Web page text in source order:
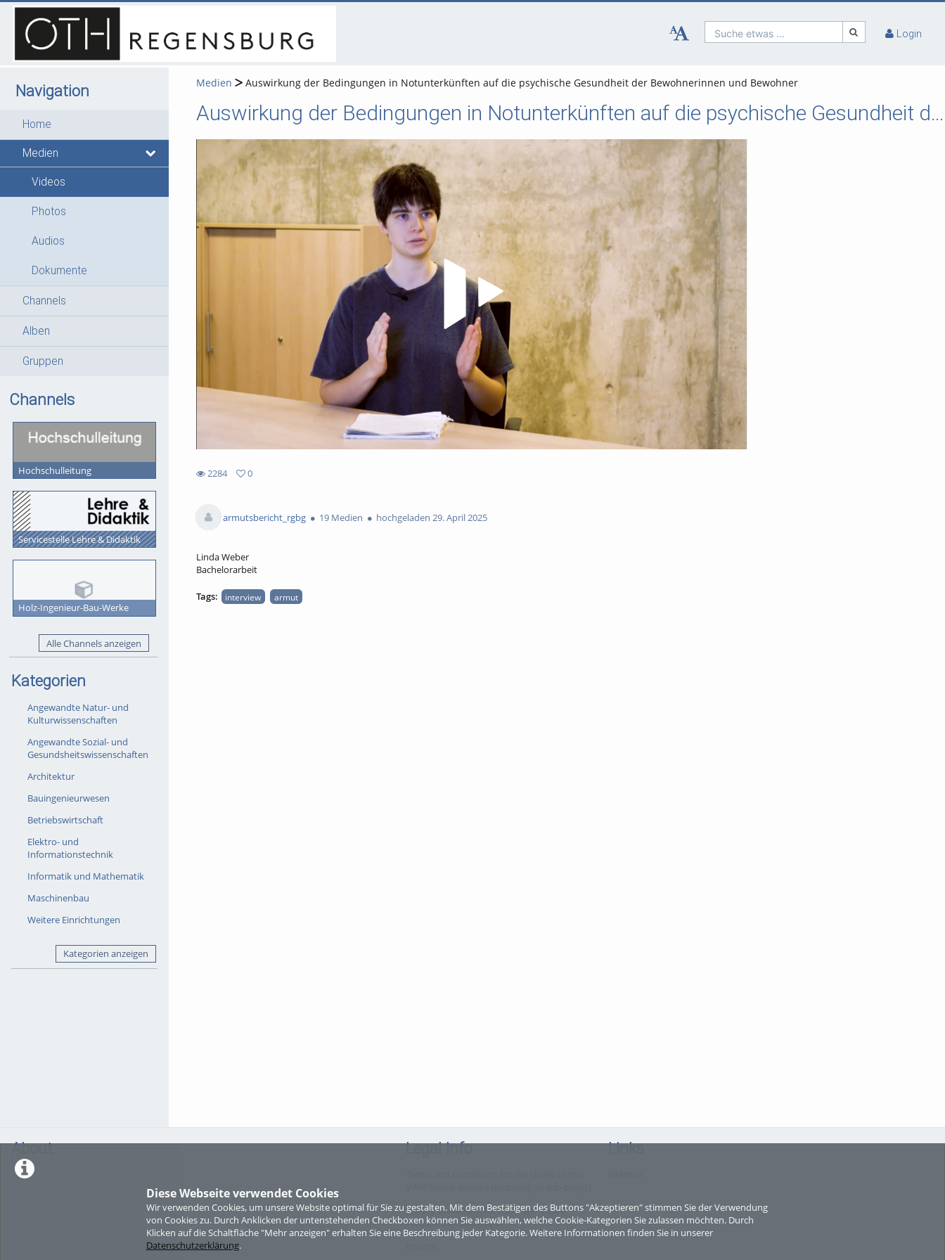
Diese Webseite verwendet Cookies
Wir verwenden Cookies, um unsere Website optimal für Sie zu gestalten. Mit dem Bestätigen des Buttons "Akzeptieren" stimmen Sie der Verwendung
von Cookies zu. Durch Anklicken der untenstehenden Checkboxen können Sie auswählen, welche Cookie-Kategorien Sie zulassen möchten. Durch
Klicken auf die Schaltfläche "Mehr anzeigen" erhalten Sie eine Beschreibung jeder Kategorie. Weitere Informationen finden Sie in unserer
Datenschutzerklärung.
Suche etwas ... Login
Navigation
Home
Medien
Videos
Photos
Audios
Dokumente
Channels
Alben
Gruppen
Channels
Hochschulleitung
Servicestelle Lehre & Didaktik
Holz-Ingenieur-Bau-Werke
Alle Channels anzeigen
Kategorien
Angewandte Natur- und
Kulturwissenschaften
Angewandte Sozial- und
Gesundsheitswissenschaften
Architektur
Bauingenieurwesen
Betriebswirtschaft
Elektro- und
Informationstechnik
Informatik und Mathematik
Maschinenbau
Weitere Einrichtungen
Kategorien anzeigen
Medien Auswirkung der Bedingungen in Notunterkünften auf die psychische Gesundheit der Bewohnerinnen und Bewohner
Auswirkung der Bedingungen in Notunterkünften auf die psychische Gesundheit der Bewohnerinnen und Bewohner
Video abspielen
2284
views
0
armutsbericht_rgbg
19 Medien hochgeladen 29. April 2025
Linda Weber
Bachelorarbeit
Tags: interview armut
About Legal Info
Privacy Statement for this ViMP based
Website incl. Sub-pages
Links